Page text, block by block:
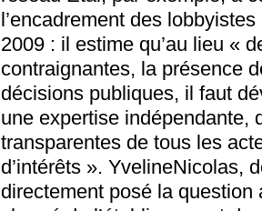
l’encadrement des
2009 : il estime qu’au lieu «
contraignantes, la présence
décisions publiques, il faut
une expertise indépendante,
transparentes de tous les
d’intérêts ». YvelineNicolas,
directement posé la